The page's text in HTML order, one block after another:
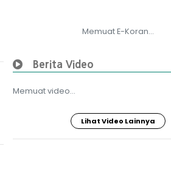
Memuat E-Koran...
Berita Video
Memuat video...
Lihat Video Lainnya